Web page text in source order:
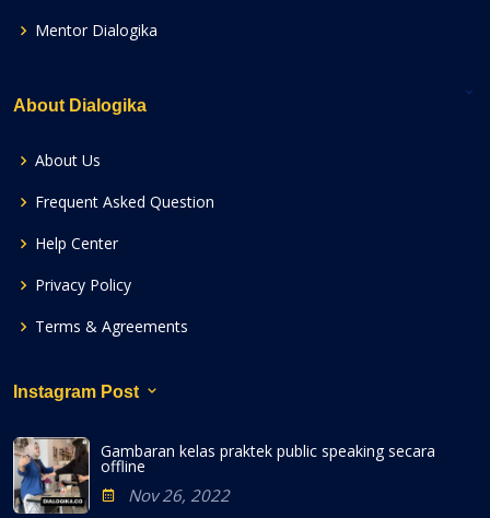
Mentor Dialogika
About Dialogika
About Us
Frequent Asked Question
Help Center
Privacy Policy
Terms & Agreements
Instagram Post
Gambaran kelas praktek public speaking secara
offline
Nov 26, 2022